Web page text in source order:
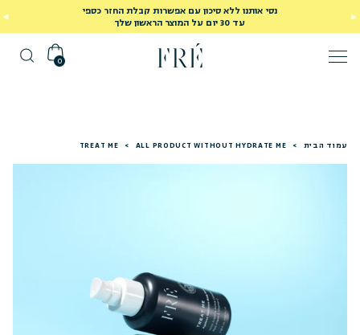
נסי אותנו ללא סיכון עם אפשרות קבלת החזר כספי
עד 30 יום על המוצר הראשון שלך
0
עמוד הבית >
ALL PRODUCT WITHOUT HYDRATE ME
>
TREAT ME